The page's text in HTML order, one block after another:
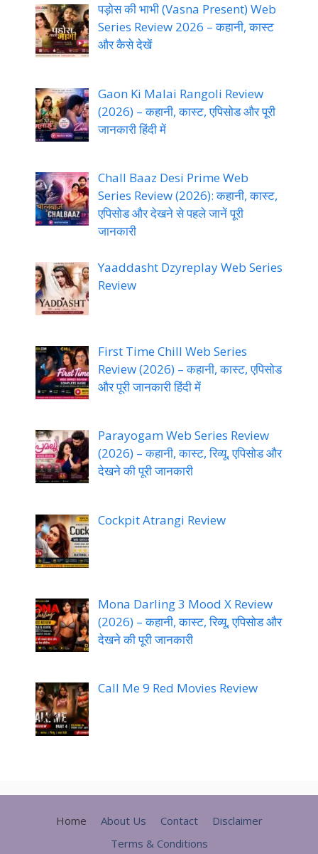
पड़ोस की भाभी (Vasna Present) Web
Series Review 2026 – कहानी, कास्ट
और कैसे देखें
Gaon Ki Malai Rangoli Review
(2026) – कहानी, कास्ट, एपिसोड और पूरी
जानकारी हिंदी में
Chall Baaz Desi Prime Web
Series Review (2026): कहानी, कास्ट,
एपिसोड और देखने से पहले जानें पूरी
जानकारी
Yaaddasht Dzyreplay Web Series
Review
First Time Chill Web Series
Review (2026) – कहानी, कास्ट, एपिसोड
और पूरी जानकारी हिंदी में
Parayogam Web Series Review
(2026) – कहानी, कास्ट, रिव्यू, एपिसोड और
देखने की पूरी जानकारी
Cockpit Atrangi Review
Mona Darling 3 Mood X Review
(2026) – कहानी, कास्ट, रिव्यू, एपिसोड और
देखने की पूरी जानकारी
Call Me 9 Red Movies Review
Home About Us Contact
Disclaimer
Terms & Conditions